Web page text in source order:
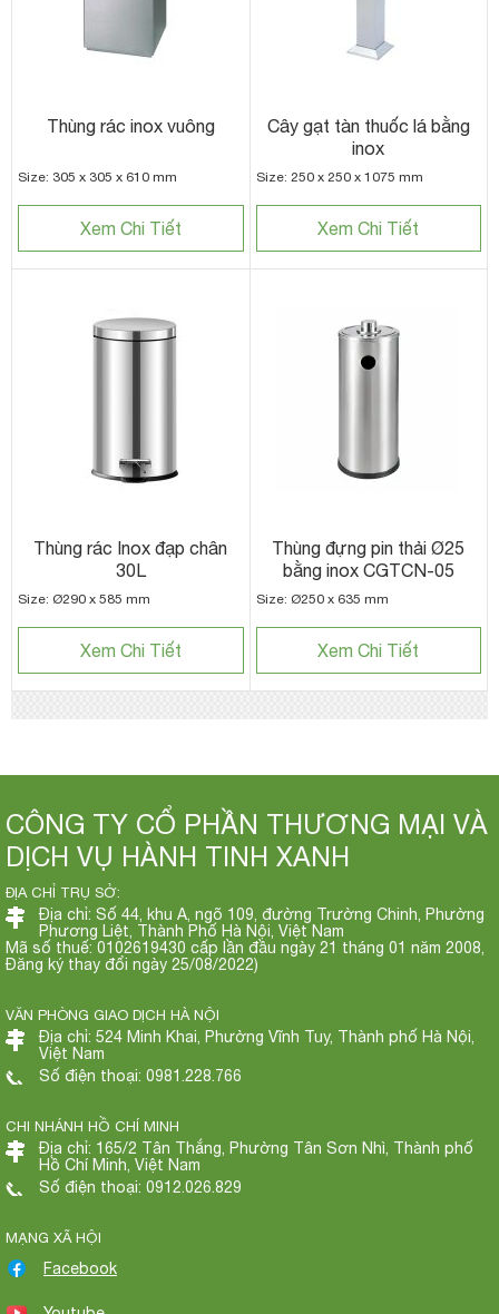
Thùng rác inox vuông
Size: 305 x 305 x 610 mm
Xem Chi Tiết
Cây gạt tàn thuốc lá bằng
inox
Size: 250 x 250 x 1075 mm
Xem Chi Tiết
Thùng rác Inox đạp chân
30L
Size: Ø290 x 585 mm
Xem Chi Tiết
Thùng đựng pin thải Ø25
bằng inox CGTCN-05
Size: Ø250 x 635 mm
Xem Chi Tiết
CÔNG TY CỔ PHẦN THƯƠNG MẠI VÀ
DỊCH VỤ HÀNH TINH XANH
ĐỊA CHỈ TRỤ SỞ:
Địa chỉ: Số 44, khu A, ngõ 109, đường Trường Chinh, Phường
Phương Liệt, Thành Phố Hà Nội, Việt Nam
Mã số thuế: 0102619430 cấp lần đầu ngày 21 tháng 01 năm 2008,
Đăng ký thay đổi ngày 25/08/2022)
VĂN PHÒNG GIAO DỊCH HÀ NỘI
Địa chỉ: 524 Minh Khai, Phường Vĩnh Tuy, Thành phố Hà Nội,
Việt Nam
Số điện thoại: 0981.228.766
CHI NHÁNH HỒ CHÍ MINH
Địa chỉ: 165/2 Tân Thắng, Phường Tân Sơn Nhì, Thành phố
Hồ Chí Minh, Việt Nam
Số điện thoại: 0912.026.829
MẠNG XÃ HỘI
Facebook